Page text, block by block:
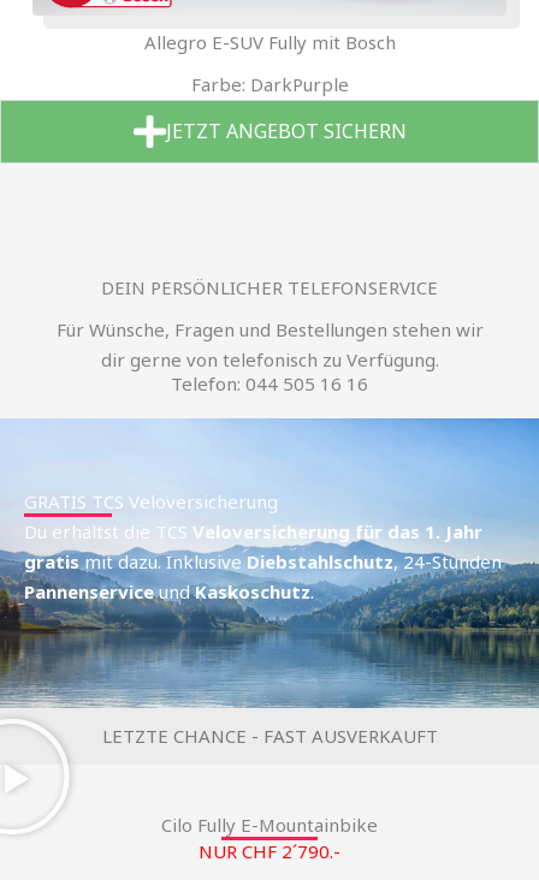
Allegro E-SUV Fully mit Bosch
Farbe: DarkPurple
JETZT ANGEBOT SICHERN
DEIN PERSÖNLICHER TELEFONSERVICE
Für Wünsche, Fragen und Bestellungen stehen wir
dir gerne von telefonisch zu Verfügung.
Telefon: 044 505 16 16
GRATIS TCS Veloversicherung
Du erhältst die TCS Veloversicherung für das 1. Jahr
gratis mit dazu. Inklusive Diebstahlschutz, 24-Stunden
PannenserviceundKaskoschutz.
LETZTE CHANCE - FAST AUSVERKAUFT
Cilo Fully E-Mountainbike
NUR CHF 2´790.-